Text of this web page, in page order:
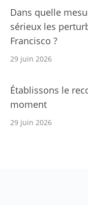
Dans quelle
sérieux les
Francisco ?
29 juin 2026
Établissons le
moment
29 juin 2026